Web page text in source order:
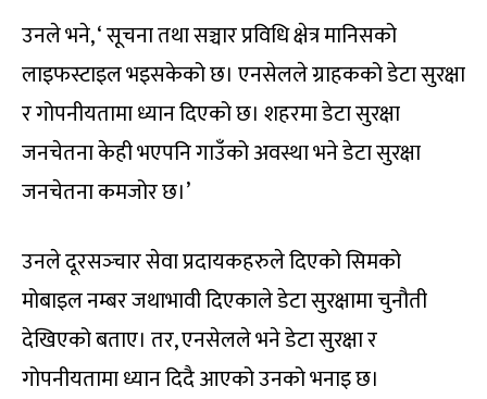
उनले भने, ‘ सूचना तथा सञ्चार प्रविधि क्षेत्र मानिसको
लाइफस्टाइल भइसकेको छ। एनसेलले ग्राहकको डेटा सुरक्षा
र गोपनीयतामा ध्यान दिएको छ। शहरमा डेटा सुरक्षा
जनचेतना केही भएपनि गाउँको अवस्था भने डेटा सुरक्षा
जनचेतना कमजोर छ।’
उनले दूरसञ्‍चार सेवा प्रदायकहरुले दिएको सिमको
मोबाइल नम्बर जथाभावी दिएकाले डेटा सुरक्षामा चुनौती
देखिएको बताए। तर, एनसेलले भने डेटा सुरक्षा र
गोपनीयतामा ध्यान दिदै आएको उनको भनाइ छ।